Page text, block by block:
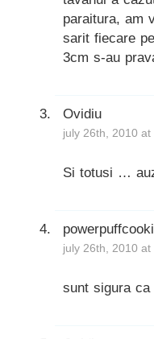
paraitura, am
sarit fiecare
3cm s-au
Ovidiu
july 26th, 2010
Si totusi …
july 26th, 2010
sunt sigura